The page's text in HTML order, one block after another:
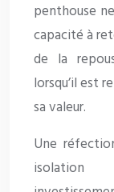
penthouse
capacité à
de la
lorsqu’il est
sa valeur.
Une
isolation